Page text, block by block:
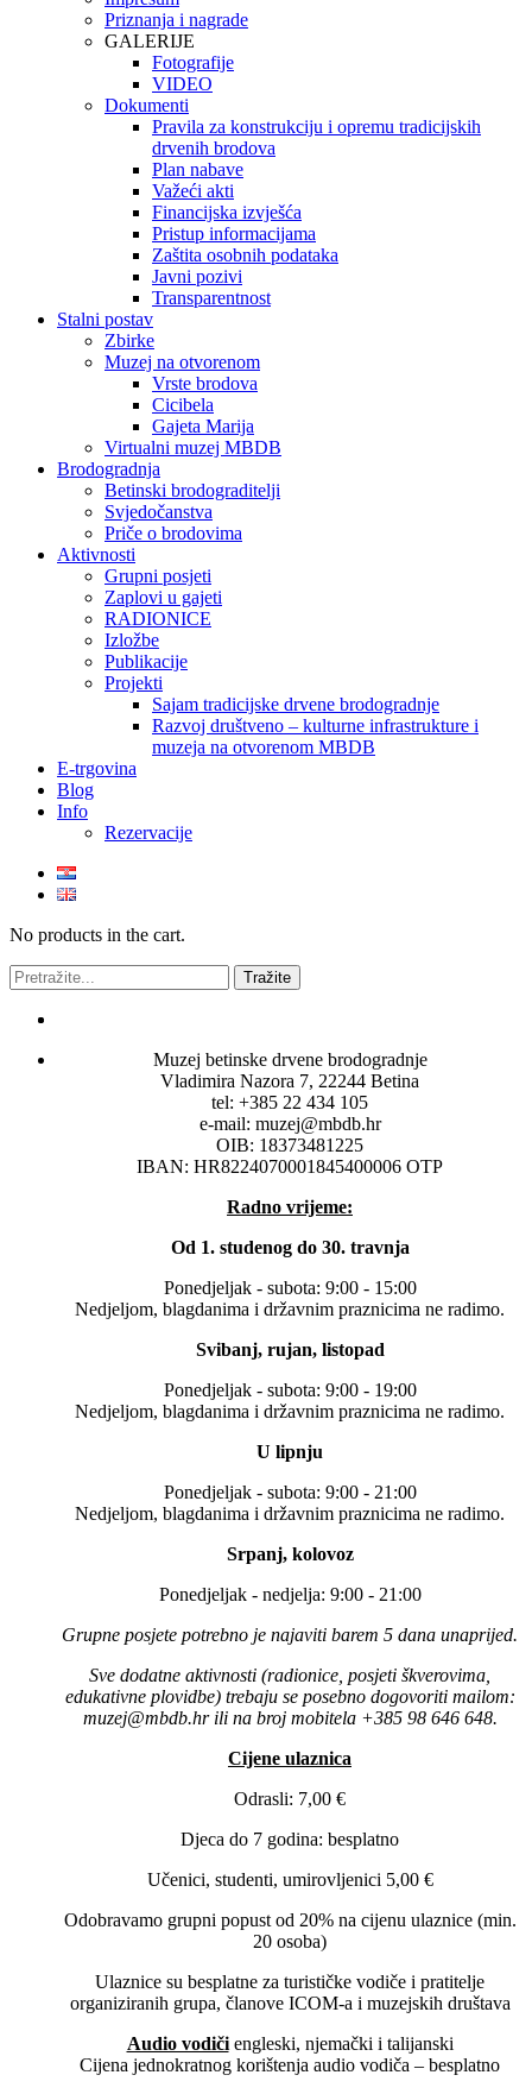
Priznanja i nagrade
GALERIJE
Fotografije
VIDEO
Dokumenti
Pravila za konstrukciju i opremu tradicijskih
drvenih brodova
Plan nabave
Važeći akti
Financijska izvješća
Pristup informacijama
Zaštita osobnih podataka
Javni pozivi
Transparentnost
Stalni postav
Zbirke
Muzej na otvorenom
Vrste brodova
Cicibela
Gajeta Marija
Virtualni muzej MBDB
Brodogradnja
Betinski brodograditelji
Svjedočanstva
Priče o brodovima
Aktivnosti
Grupni posjeti
Zaplovi u gajeti
RADIONICE
Izložbe
Publikacije
Projekti
Sajam tradicijske drvene brodogradnje
Razvoj društveno – kulturne infrastrukture i
muzeja na otvorenom MBDB
E-trgovina
Blog
Info
Rezervacije
No products in the cart.
Muzej betinske drvene brodogradnje
Vladimira Nazora 7, 22244 Betina
tel: +385 22 434 105
e-mail: muzej@mbdb.hr
OIB: 18373481225
IBAN: HR8224070001845400006 OTP
Radno vrijeme:
Od 1. studenog do 30. travnja
Ponedjeljak - subota: 9:00 - 15:00
Nedjeljom, blagdanima i državnim praznicima ne radimo.
Svibanj, rujan, listopad
Ponedjeljak - subota: 9:00 - 19:00
Nedjeljom, blagdanima i državnim praznicima ne radimo.
U lipnju
Ponedjeljak - subota: 9:00 - 21:00
Nedjeljom, blagdanima i državnim praznicima ne radimo.
Srpanj, kolovoz
Ponedjeljak - nedjelja: 9:00 - 21:00
Grupne posjete potrebno je najaviti barem 5 dana unaprijed.
Sve dodatne aktivnosti (radionice, posjeti škverovima,
edukativne plovidbe) trebaju se posebno dogovoriti mailom:
muzej@mbdb.hr ili na broj mobitela +385 98 646 648.
Cijene ulaznica
Odrasli: 7,00 €
Djeca do 7 godina: besplatno
Učenici, studenti, umirovljenici 5,00 €
Odobravamo grupni popust od 20% na cijenu ulaznice (min.
20 osoba)
Ulaznice su besplatne za turističke vodiče i pratitelje
organiziranih grupa, članove ICOM-a i muzejskih društava
Audio vodičiengleski, njemački i talijanski
Cijena jednokratnog korištenja audio vodiča – besplatno